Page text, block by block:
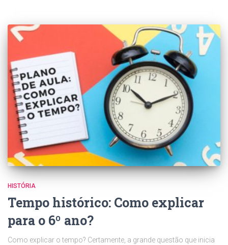
HISTÓRIA
Tempo histórico: Como explicar
para o 6º ano?
Como explicar o tempo? Certamente, a grande questão que inicia